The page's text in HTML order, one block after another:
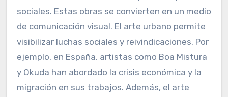
sociales. Estas obras se convierten en un medio
de comunicación visual. El arte urbano permite
visibilizar luchas sociales y reivindicaciones. Por
ejemplo, en España, artistas como Boa Mistura
y Okuda han abordado la crisis económica y la
migración en sus trabajos. Además, el arte